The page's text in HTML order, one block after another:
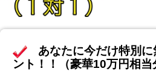
あなたに今だけ特別
ント！！（豪華10万円相当